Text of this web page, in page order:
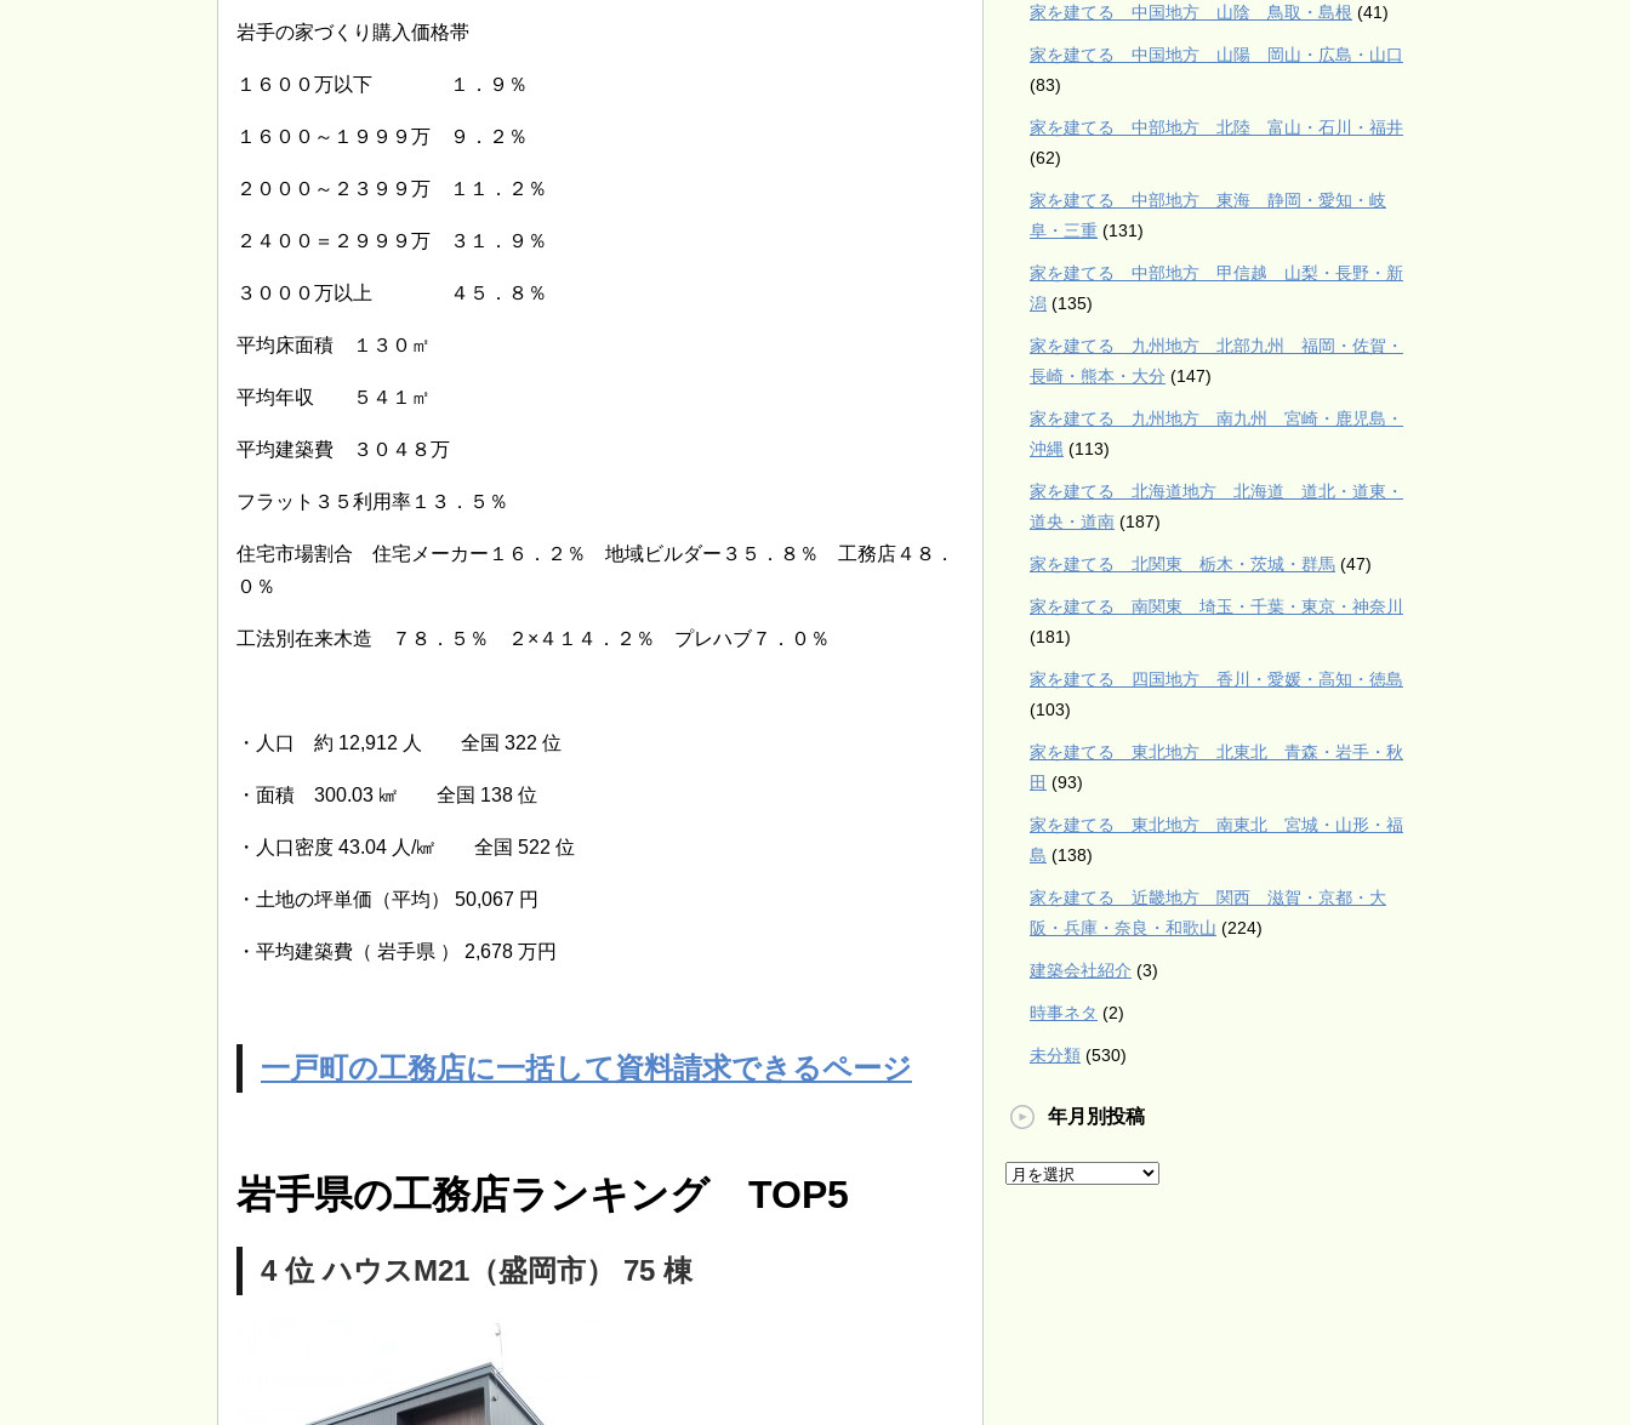
岩手の家づくり購入価格帯
１６００万以下 １．９％
１６００～１９９９万 ９．２％
２０００～２３９９万 １１．２％
２４００＝２９９９万 ３１．９％
３０００万以上 ４５．８％
平均床面積 １３０㎡
平均年収 ５４１㎡
平均建築費 ３０４８万
フラット３５利用率１３．５％
住宅市場割合 住宅メーカー１６．２％ 地域ビルダー３５．８％ 工務店４８．
０％
工法別在来木造 ７８．５％ ２×４１４．２％ プレハブ７．０％
・人口 約 12,912 人 全国 322 位
・面積 300.03 ㎢ 全国 138 位
・人口密度 43.04 人/㎢ 全国 522 位
・土地の坪単価（平均） 50,067 円
・平均建築費（ 岩手県 ） 2,678 万円
一戸町の工務店に一括して資料請求できるページ
岩手県の工務店ランキング TOP5
4 位 ハウスM21（盛岡市） 75 棟
家を建てる 中国地方 山陰 鳥取・島根 (41)
家を建てる 中国地方 山陽 岡山・広島・山口
(83)
家を建てる 中部地方 北陸 富山・石川・福井
(62)
家を建てる 中部地方 東海 静岡・愛知・岐
阜・三重 (131)
家を建てる 中部地方 甲信越 山梨・長野・新
潟 (135)
家を建てる 九州地方 北部九州 福岡・佐賀・
長崎・熊本・大分 (147)
家を建てる 九州地方 南九州 宮崎・鹿児島・
沖縄 (113)
家を建てる 北海道地方 北海道 道北・道東・
道央・道南 (187)
家を建てる 北関東 栃木・茨城・群馬 (47)
家を建てる 南関東 埼玉・千葉・東京・神奈川
(181)
家を建てる 四国地方 香川・愛媛・高知・徳島
(103)
家を建てる 東北地方 北東北 青森・岩手・秋
田 (93)
家を建てる 東北地方 南東北 宮城・山形・福
島 (138)
家を建てる 近畿地方 関西 滋賀・京都・大
阪・兵庫・奈良・和歌山 (224)
建築会社紹介 (3)
時事ネタ (2)
未分類 (530)
年月別投稿